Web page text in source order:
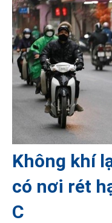
Không khí
có nơi rét
C